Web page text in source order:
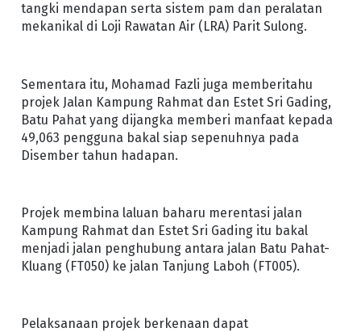
tangki mendapan serta sistem pam dan peralatan
mekanikal di Loji Rawatan Air (LRA) Parit Sulong.
Sementara itu, Mohamad Fazli juga memberitahu
projek Jalan Kampung Rahmat dan Estet Sri Gading,
Batu Pahat yang dijangka memberi manfaat kepada
49,063 pengguna bakal siap sepenuhnya pada
Disember tahun hadapan.
Projek membina laluan baharu merentasi jalan
Kampung Rahmat dan Estet Sri Gading itu bakal
menjadi jalan penghubung antara jalan Batu Pahat-
Kluang (FT050) ke jalan Tanjung Laboh (FT005).
Pelaksanaan projek berkenaan dapat